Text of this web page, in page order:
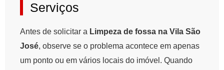
Serviços
Antes de solicitar a Limpeza de fossa na Vila São
José, observe se o problema acontece em apenas
um ponto ou em vários locais do imóvel. Quando